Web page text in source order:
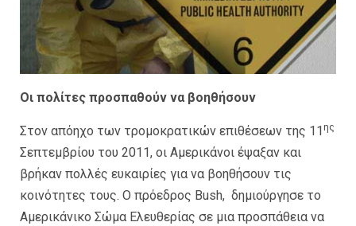
Οι πολίτες προσπαθούν να βοηθήσουν
Στον απόηχο των τρομοκρατικών επιθέσεων της 11 ης
Σεπτεμβρίου του 2011, οι Αμερικάνοι έψαξαν και
βρήκαν πολλές ευκαιρίες για να βοηθήσουν τις
κοινότητες τους. Ο πρόεδρος Bush, δημιούργησε το
Αμερικάνικο Σώμα Ελευθερίας σε μια προσπάθεια να